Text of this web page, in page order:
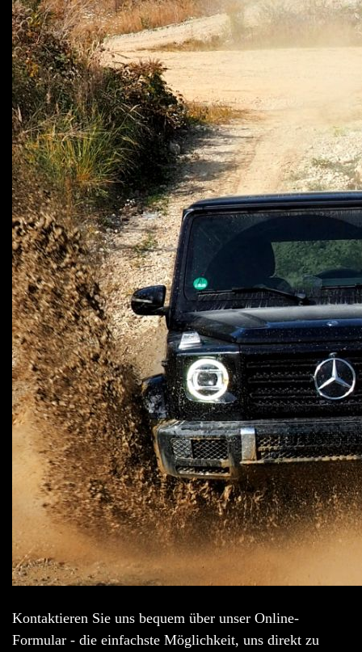
Kontaktieren Sie uns bequem über unser Online-
Formular - die einfachste Möglichkeit, uns direkt zu